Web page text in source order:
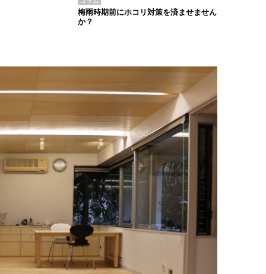
梅雨時期前にホコリ対策を済ませません
か？